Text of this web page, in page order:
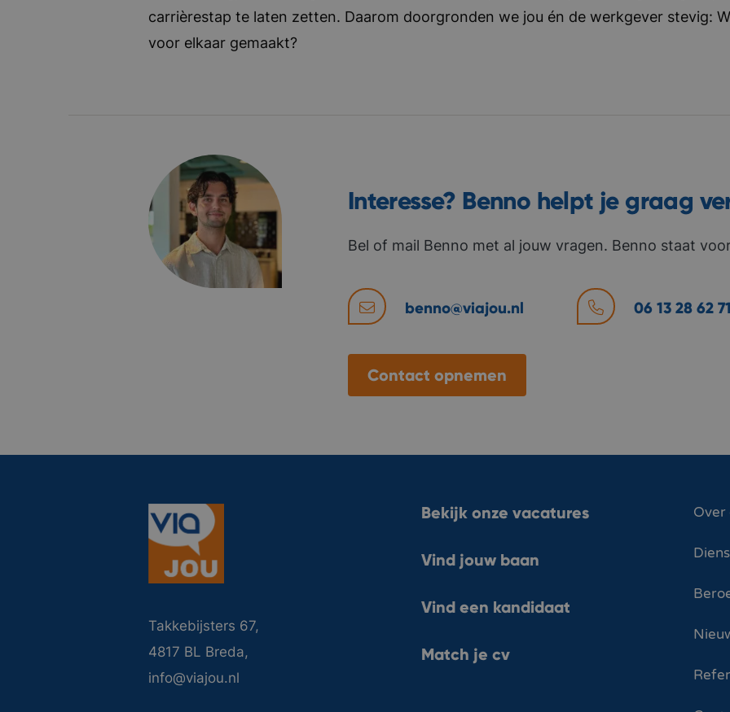
carrièrestap te laten zetten. Daarom doorgronden we jou én de werkgever stevig:
voor elkaar gemaakt?
Interesse? Benno helpt je graag
Bel of mail Benno met al jouw vragen. Benno staat
benno@viajou.nl 06 13 28 62
Contact opnemen
Takkebijsters 67,
4817 BL Breda,
info@viajou.nl
Bekijk onze vacatures
Vind jouw baan
Vind een kandidaat
Match je cv
Over